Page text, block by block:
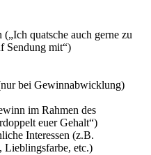
quatsche auch gerne zu
Sendung mit“)
bei Gewinnabwicklung)
im Rahmen des
euer Gehalt“)
Interessen (z.B.
Lieblingsfarbe, etc.)